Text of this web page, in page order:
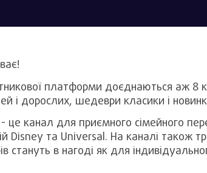
платформи доєднаються аж 8
і дорослих, шедеври класики і
це канал для приємного сімейного
Disney та Universal. На каналі також
стануть в нагоді як для